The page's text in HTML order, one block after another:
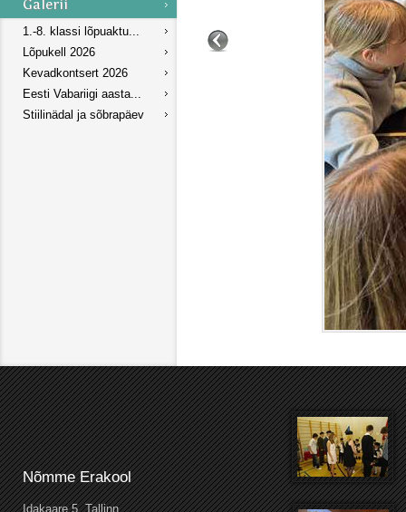
1.-8. klassi lõpuaktu...
Lõpukell 2026
Kevadkontsert 2026
Eesti Vabariigi aasta...
Stiilinädal ja sõbrapäev
Nõmme Erakool
Idakaare 5, Tallinn